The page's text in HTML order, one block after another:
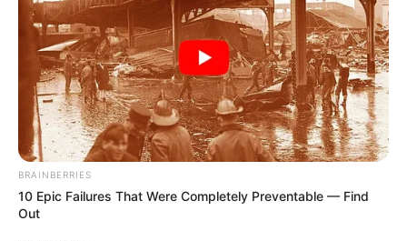
BRAINBERRIES
10 Epic Failures That Were Completely Preventable — Find
Out